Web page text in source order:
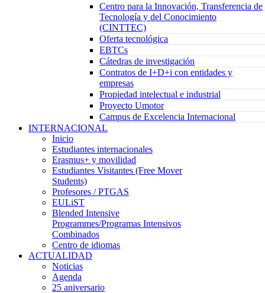
Centro para la Innovación, Transferencia de
Tecnología y del Conocimiento
(CINTTEC)
Oferta tecnológica
EBTCs
Cátedras de investigación
Contratos de I+D+i con entidades y
empresas
Propiedad intelectual e industrial
Proyecto Umotor
Campus de Excelencia Internacional
INTERNACIONAL
Inicio
Estudiantes internacionales
Erasmus+ y movilidad
Estudiantes Visitantes (Free Mover
Students)
Profesores / PTGAS
EULiST
Blended Intensive
Programmes/Programas Intensivos
Combinados
Centro de idiomas
ACTUALIDAD
Noticias
Agenda
25 aniversario